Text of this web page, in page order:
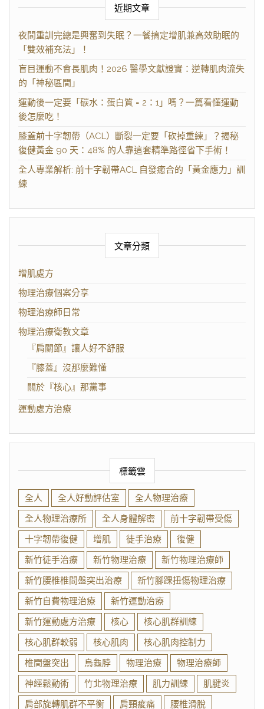
近期文章
夜間重訓完總是興奮到失眠？一餐搞定增肌兼高效助眠的
「雙效補充法」！
盲目運動不會長肌肉！2026 醫學文獻證實：逆轉肌肉流失
的「神秘區間」
運動後一定要「碳水：蛋白質 = 2：1」嗎？一篇看懂運動
後怎麼吃！
膝蓋前十字韌帶（ACL）斷裂一定要「砍掉重練」？揭秘
復健黃金 90 天：48% 的人靠這套精準路徑省下手術！
全人專業解析: 前十字韌帶ACL 自發癒合的「黃金應力」訓
練
文章分類
增肌處方
物理治療個案分享
物理治療師日常
物理治療衛教文章
『肩關節』讓人好不舒服
『膝蓋』沒那麼難懂
關於『核心』那黨事
運動處方治療
標籤雲
全人 全人好動評估室
全人物理治療
全人物理治療所
全人身體解密
前十字韌帶受傷
十字韌帶復健
增肌 徒手治療
復健
新竹徒手治療
新竹物理治療
新竹物理治療師
新竹腰椎椎間盤突出治療
新竹腳踝扭傷物理治療
新竹自費物理治療
新竹運動治療
新竹運動處方治療
核心
核心肌群訓練
核心肌群較弱
核心肌肉
核心肌肉控制力
椎間盤突出
烏龜脖 物理治療
物理治療師
神經鬆動術
竹北物理治療 肌力訓練
肌腱炎
肩部旋轉肌群不平衡
肩頸痠痛 腰椎滑脫